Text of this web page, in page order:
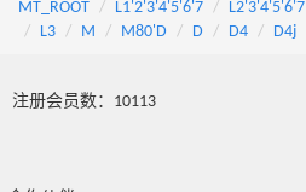
MT_ROOT L1'2'3'4'5'6'7 L2'3'4'5'6'7
L3
M M80'D D D4 D4j
注册会员数：10113